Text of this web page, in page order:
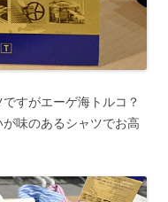
すがエーゲ海トルコ？
味のあるシャツでお高